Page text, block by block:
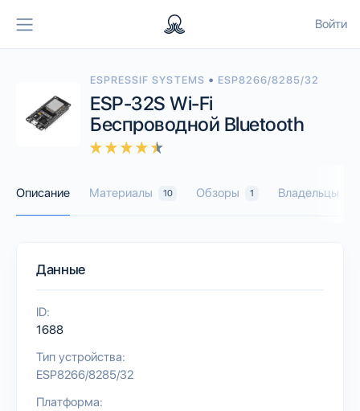
Войти
ESPRESSIF SYSTEMS • ESP8266/8285/32
ESP-32S Wi-Fi
Беспроводной Bluetooth
Описание Материалы 10 Обзоры 1 Владельцы
Данные
ID:
1688
Тип устройства:
ESP8266/8285/32
Платформа: